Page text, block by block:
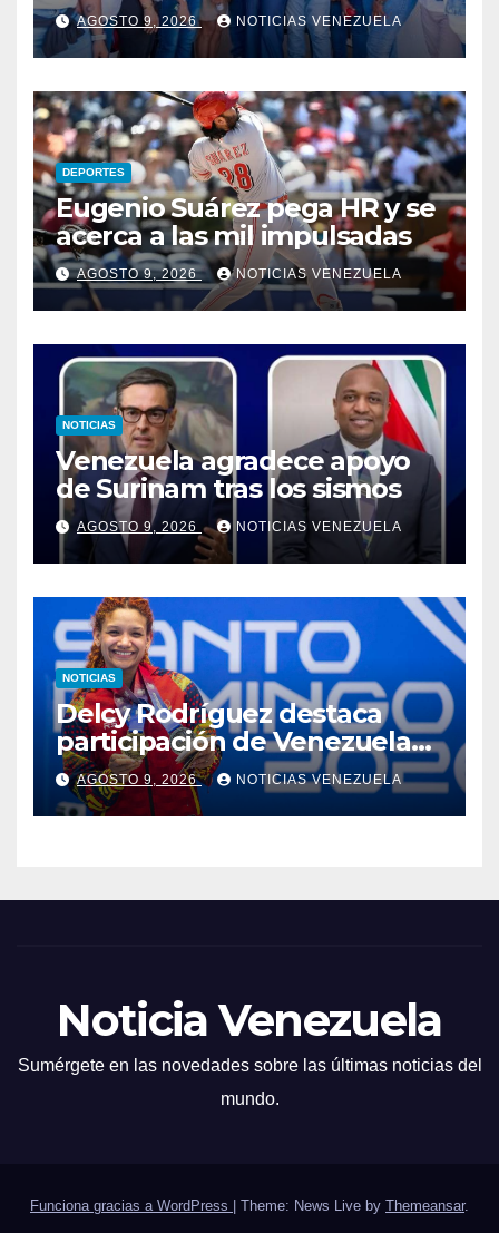
AGOSTO 9, 2026 NOTICIAS VENEZUELA
DEPORTES
Eugenio Suárez pega HR y se
acerca a las mil impulsadas
AGOSTO 9, 2026 NOTICIAS VENEZUELA
NOTICIAS
Venezuela agradece apoyo
de Surinam tras los sismos
AGOSTO 9, 2026 NOTICIAS VENEZUELA
NOTICIAS
Delcy Rodríguez destaca
participación de Venezuela
en los XXV Juegos
Centroamericanos y del
Caribe 2026
AGOSTO 9, 2026 NOTICIAS VENEZUELA
Noticia Venezuela
Sumérgete en las novedades sobre las últimas noticias del
mundo.
Funciona gracias a WordPress Theme: News Live by Themeansar.